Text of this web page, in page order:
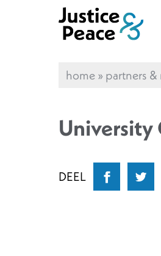
home»partners
University
DEEL